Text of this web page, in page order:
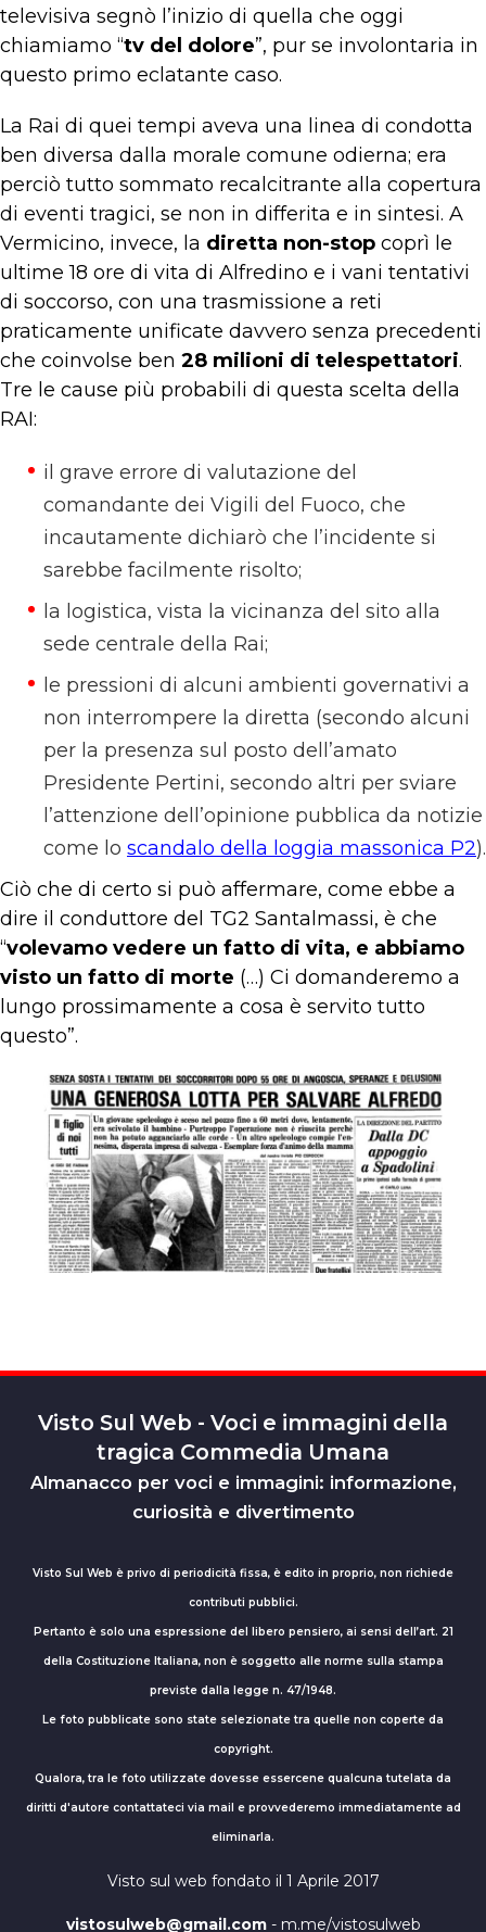
televisiva segnò l’inizio di quella che oggi
chiamiamo “tv del dolore”, pur se involontaria in
questo primo eclatante caso.
La Rai di quei tempi aveva una linea di condotta
ben diversa dalla morale comune odierna; era
perciò tutto sommato recalcitrante alla copertura
di eventi tragici, se non in differita e in sintesi. A
Vermicino, invece, la diretta non-stop coprì le
ultime 18 ore di vita di Alfredino e i vani tentativi
di soccorso, con una trasmissione a reti
praticamente unificate davvero senza precedenti
che coinvolse ben 28 milioni di telespettatori.
Tre le cause più probabili di questa scelta della
RAI:
il grave errore di valutazione del
comandante dei Vigili del Fuoco, che
incautamente dichiarò che l’incidente si
sarebbe facilmente risolto;
la logistica, vista la vicinanza del sito alla
sede centrale della Rai;
le pressioni di alcuni ambienti governativi a
non interrompere la diretta (secondo alcuni
per la presenza sul posto dell’amato
Presidente Pertini, secondo altri per sviare
l’attenzione dell’opinione pubblica da notizie
come lo scandalo della loggia massonica P2).
Ciò che di certo si può affermare, come ebbe a
dire il conduttore del TG2 Santalmassi, è che
“volevamo vedere un fatto di vita, e abbiamo
visto un fatto di morte (…) Ci domanderemo a
lungo prossimamente a cosa è servito tutto
questo”.
Visto Sul Web - Voci e immagini della
tragica Commedia Umana
Almanacco per voci e immagini: informazione,
curiosità e divertimento
Visto Sul Web è privo di periodicità fissa, è edito in proprio, non richiede
contributi pubblici.
Pertanto è solo una espressione del libero pensiero, ai sensi dell’art. 21
della Costituzione Italiana, non è soggetto alle norme sulla stampa
previste dalla legge n. 47/1948.
Le foto pubblicate sono state selezionate tra quelle non coperte da
copyright.
Qualora, tra le foto utilizzate dovesse essercene qualcuna tutelata da
diritti d'autore contattateci via mail e provvederemo immediatamente ad
eliminarla.
Visto sul web fondato il 1 Aprile 2017
vistosulweb@gmail.com- m.me/vistosulweb